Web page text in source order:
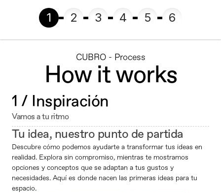
1 2 3 4 5 6
CUBRO - Process
How it works
1 / Inspiración
Vamos a tu ritmo
Tu idea, nuestro punto de partida
Descubre cómo podemos ayudarte a transformar tus ideas en
realidad. Explora sin compromiso, mientras te mostramos
opciones y conceptos que se adaptan a tus gustos y
necesidades. Aquí es donde nacen las primeras ideas para tu
espacio.